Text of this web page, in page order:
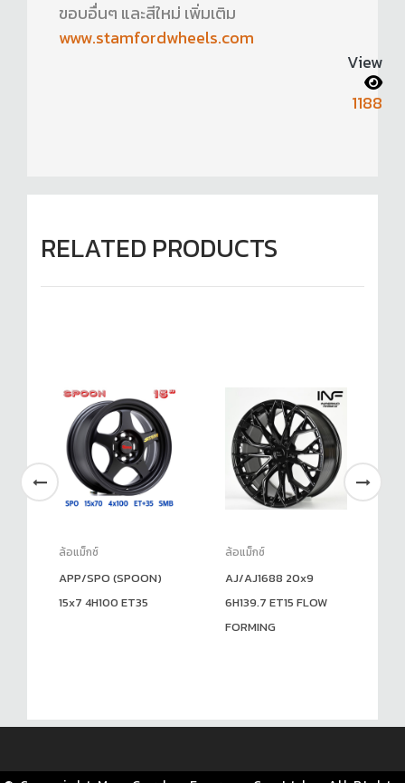
ขอบอื่นๆ และสีใหม่ เพิ่มเติม
www.stamfordwheels.com
View
1188
RELATED PRODUCTS
ล้อแม็กซ์
APP/SPO (SPOON)
15x7 4H100 ET35
ล้อแม็กซ์
AJ/AJ1688 20x9
6H139.7 ET15 FLOW
FORMING